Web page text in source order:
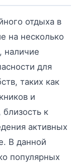
отдыха в
на несколько
наличие
для
таких как
и
к
активных
В данной
популярных